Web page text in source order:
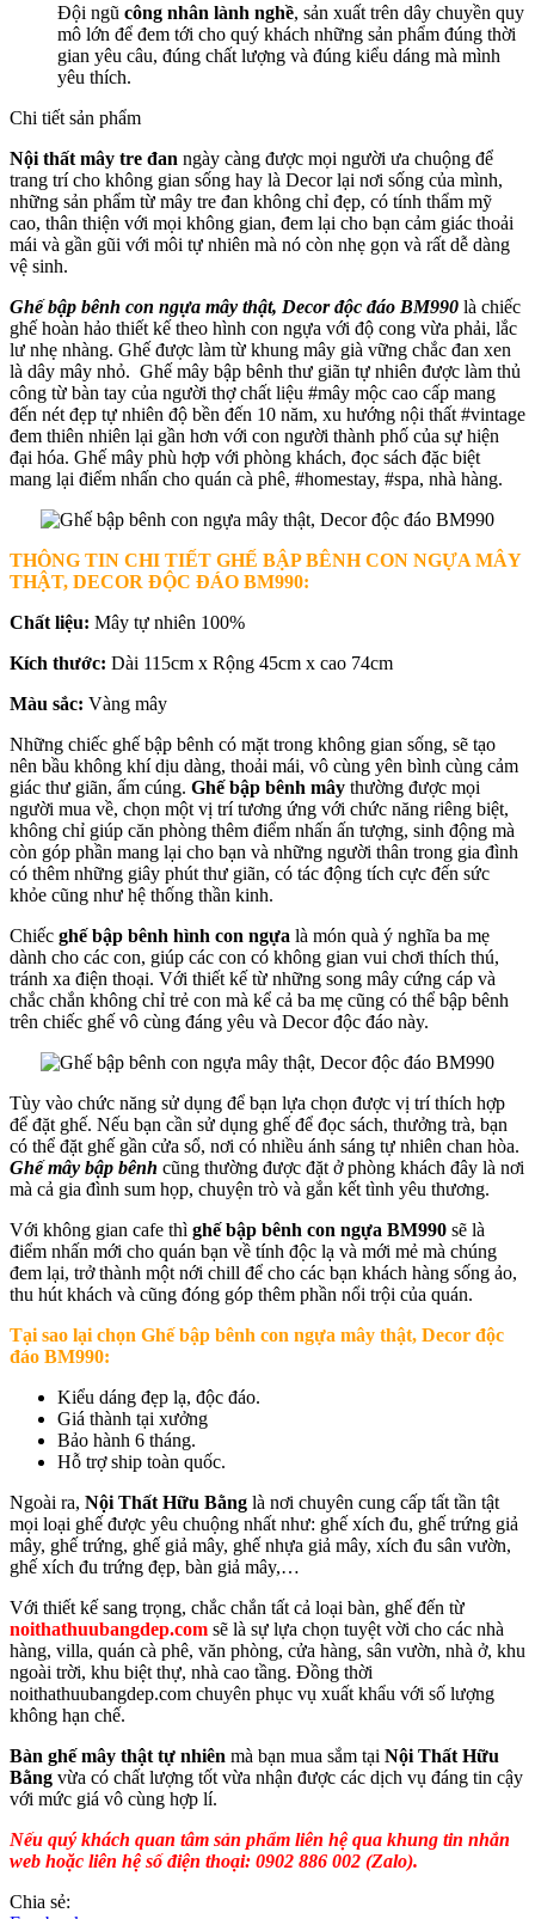
Đội ngũ công nhân lành nghề, sản xuất trên dây chuyền quy
mô lớn để đem tới cho quý khách những sản phẩm đúng thời
gian yêu câu, đúng chất lượng và đúng kiểu dáng mà mình
yêu thích.
Chi tiết sản phẩm
Nội thất mây tre đan ngày càng được mọi người ưa chuộng để
trang trí cho không gian sống hay là Decor lại nơi sống của mình,
những sản phẩm từ mây tre đan không chỉ đẹp, có tính thẩm mỹ
cao, thân thiện với mọi không gian, đem lại cho bạn cảm giác thoải
mái và gần gũi với môi tự nhiên mà nó còn nhẹ gọn và rất dễ dàng
vệ sinh.
Ghế bập bênh con ngựa mây thật, Decor độc đáo BM990 là chiếc
ghế hoàn hảo thiết kế theo hình con ngựa với độ cong vừa phải, lắc
lư nhẹ nhàng. Ghế được làm từ khung mây già vững chắc đan xen
là dây mây nhỏ. Ghế mây bập bênh thư giãn tự nhiên được làm thủ
công từ bàn tay của người thợ chất liệu #mây mộc cao cấp mang
đến nét đẹp tự nhiên độ bền đến 10 năm, xu hướng nội thất #vintage
đem thiên nhiên lại gần hơn với con người thành phố của sự hiện
đại hóa. Ghế mây phù hợp với phòng khách, đọc sách đặc biệt
mang lại điểm nhấn cho quán cà phê, #homestay, #spa, nhà hàng.
THÔNG TIN CHI TIẾT GHẾ BẬP BÊNH CON NGỰA MÂY
THẬT, DECOR ĐỘC ĐÁO BM990:
Chất liệu: Mây tự nhiên 100%
Kích thước: Dài 115cm x Rộng 45cm x cao 74cm
Màu sắc: Vàng mây
Những chiếc ghế bập bênh có mặt trong không gian sống, sẽ tạo
nên bầu không khí dịu dàng, thoải mái, vô cùng yên bình cùng cảm
giác thư giãn, ấm cúng. Ghế bập bênh mây thường được mọi
người mua về, chọn một vị trí tương ứng với chức năng riêng biệt,
không chỉ giúp căn phòng thêm điểm nhấn ấn tượng, sinh động mà
còn góp phần mang lại cho bạn và những người thân trong gia đình
có thêm những giây phút thư giãn, có tác động tích cực đến sức
khỏe cũng như hệ thống thần kinh.
Chiếc ghế bập bênh hình con ngựa là món quà ý nghĩa ba mẹ
dành cho các con, giúp các con có không gian vui chơi thích thú,
tránh xa điện thoại. Với thiết kế từ những song mây cứng cáp và
chắc chắn không chỉ trẻ con mà kể cả ba mẹ cũng có thể bập bênh
trên chiếc ghế vô cùng đáng yêu và Decor độc đáo này.
Tùy vào chức năng sử dụng để bạn lựa chọn được vị trí thích hợp
để đặt ghế. Nếu bạn cần sử dụng ghế để đọc sách, thưởng trà, bạn
có thể đặt ghế gần cửa sổ, nơi có nhiều ánh sáng tự nhiên chan hòa.
Ghế mây bập bênh cũng thường được đặt ở phòng khách đây là nơi
mà cả gia đình sum họp, chuyện trò và gắn kết tình yêu thương.
Với không gian cafe thì ghế bập bênh con ngựa BM990 sẽ là
điểm nhấn mới cho quán bạn về tính độc lạ và mới mẻ mà chúng
đem lại, trở thành một nới chill để cho các bạn khách hàng sống ảo,
thu hút khách và cũng đóng góp thêm phần nổi trội của quán.
Tại sao lại chọn Ghế bập bênh con ngựa mây thật, Decor độc
đáo BM990:
Kiểu dáng đẹp lạ, độc đáo.
Giá thành tại xưởng
Bảo hành 6 tháng.
Hỗ trợ ship toàn quốc.
Ngoài ra, Nội Thất Hữu Bằng là nơi chuyên cung cấp tất tần tật
mọi loại ghế được yêu chuộng nhất như: ghế xích đu, ghế trứng giả
mây, ghế trứng, ghế giả mây, ghế nhựa giả mây, xích đu sân vườn,
ghế xích đu trứng đẹp, bàn giả mây,…
Với thiết kế sang trọng, chắc chắn tất cả loại bàn, ghế đến từ
noithathuubangdep.com sẽ là sự lựa chọn tuyệt vời cho các nhà
hàng, villa, quán cà phê, văn phòng, cửa hàng, sân vườn, nhà ở, khu
ngoài trời, khu biệt thự, nhà cao tầng. Đồng thời
noithathuubangdep.com chuyên phục vụ xuất khẩu với số lượng
không hạn chế.
Bàn ghế mây thật tự nhiên mà bạn mua sắm tại Nội Thất Hữu
Bằng vừa có chất lượng tốt vừa nhận được các dịch vụ đáng tin cậy
với mức giá vô cùng hợp lí.
Nếu quý khách quan tâm sản phẩm liên hệ qua khung tin nhắn
web hoặc liên hệ số điện thoại: 0902 886 002 (Zalo).
Chia sẻ: